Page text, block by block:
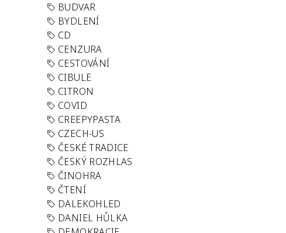
BUDVAR
BYDLENÍ
CD
CENZURA
CESTOVÁNÍ
CIBULE
CITRON
COVID
CREEPYPASTA
CZECH-US
ČESKÉ TRADICE
ČESKÝ ROZHLAS
ČINOHRA
ČTENÍ
DALEKOHLED
DANIEL HŮLKA